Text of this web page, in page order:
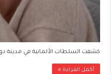
كشفت السلطات الألمانية في مدينة
أكمل القراءة »